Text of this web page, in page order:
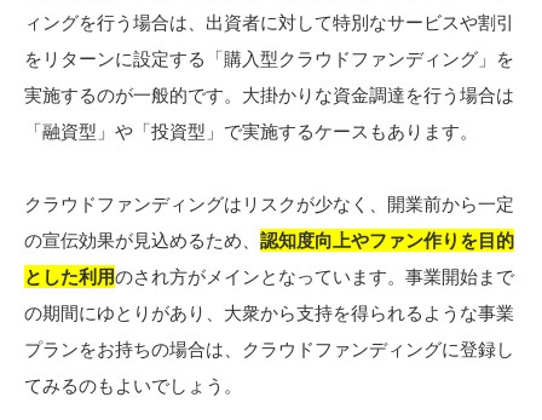
ィングを行う場合は、出資者に対して特別なサービスや割引
をリターンに設定する「購入型クラウドファンディング」を
実施するのが一般的です。大掛かりな資金調達を行う場合は
「融資型」や「投資型」で実施するケースもあります。
クラウドファンディングはリスクが少なく、開業前から一定
の宣伝効果が見込めるため、 認知度向上やファン作りを目的
とした利用のされ方がメインとなっています。事業開始まで
の期間にゆとりがあり、大衆から支持を得られるような事業
プランをお持ちの場合は、クラウドファンディングに登録し
てみるのもよいでしょう。